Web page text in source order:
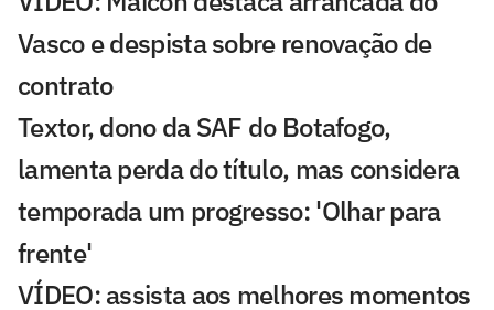
Vasco e despista sobre renovação de
contrato
Textor, dono da SAF do Botafogo,
lamenta perda do título, mas considera
temporada um progresso: 'Olhar para
frente'
VÍDEO: assista aos melhores momentos